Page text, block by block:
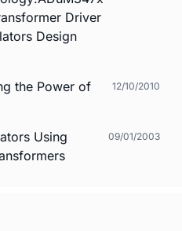
Driver
Design
the Power of
12/10/2010
Using
09/01/2003